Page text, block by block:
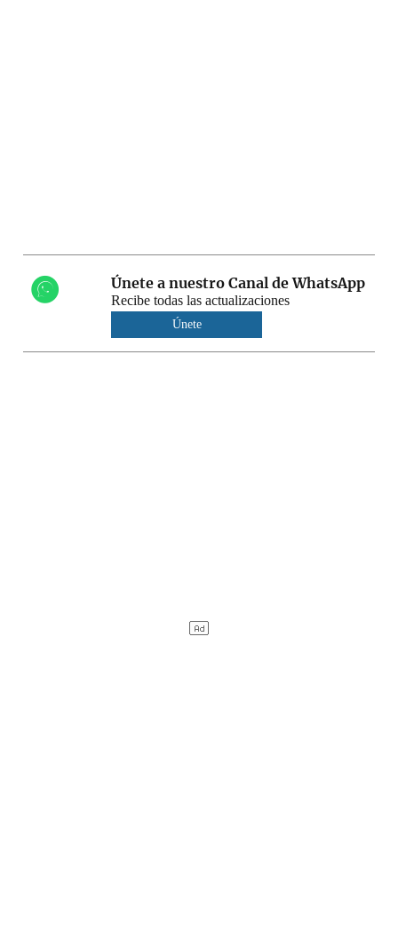
Únete a nuestro Canal de WhatsApp
Recibe todas las actualizaciones
Únete